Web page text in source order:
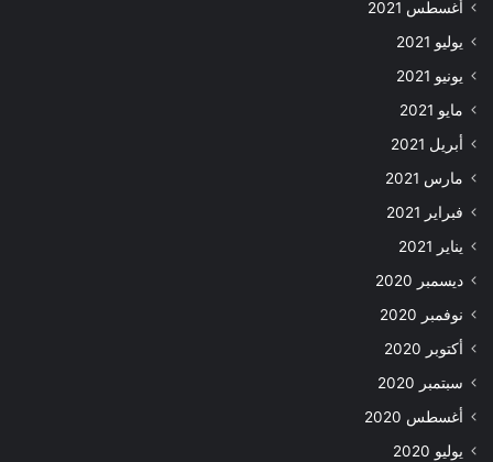
أغسطس 2021
يوليو 2021
يونيو 2021
مايو 2021
أبريل 2021
مارس 2021
فبراير 2021
يناير 2021
ديسمبر 2020
نوفمبر 2020
أكتوبر 2020
سبتمبر 2020
أغسطس 2020
يوليو 2020